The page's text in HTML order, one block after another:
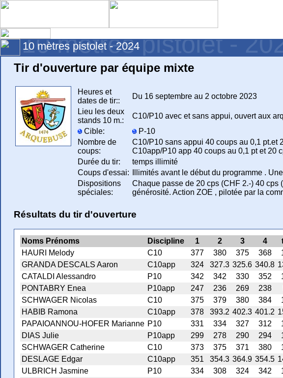
10 mètres pistolet -
10 mètres pistolet - 2024
Tir d'ouverture par équipe mixte
Heures et
dates de tir::
Du 16 septembre au 2 octobre 2023
Lieu les deux
stands 10 m.:
C10/P10 avec et sans appui, ouvert aux
Cible:
P-10
Nombre de
coups:
C10/P10 sans appui 40 coups au 0,1 pt.et
C10app/P10 app 40 coups au 0,1 pt et 20
Durée du tir:
temps illimité
Coups d'essai:
Illimités avant le début du programme .
Dispositions
spéciales:
Chaque passe de 20 cps (CHF 2.-) 40 cps
générosité. Action ZOE , pilotée par la
Résultats du tir d'ouverture
Noms Prénoms Discipline 1 2 3 4
HAURI Melody
C10 377 380 375 368
GRANDA DESCALS Aaron
C10app 324 327.3 325.6 340.8
CATALDI Alessandro
P10 342 342 330 352
PONTABRY Enea
P10app 247 236 269 238
SCHWAGER Nicolas
C10 375 379 380 384
HABIB Ramona
C10app 378 393.2 402.3 401.2
PAPAIOANNOU-HOFER Marianne P10 331 334 327 312
DIAS Julie
P10app 299 278 290 294
SCHWAGER Catherine
C10 373 375 371 380
DESLAGE Edgar
C10app 351 354.3 364.9 354.5
ULBRICH Jasmine
P10 334 308 324 342